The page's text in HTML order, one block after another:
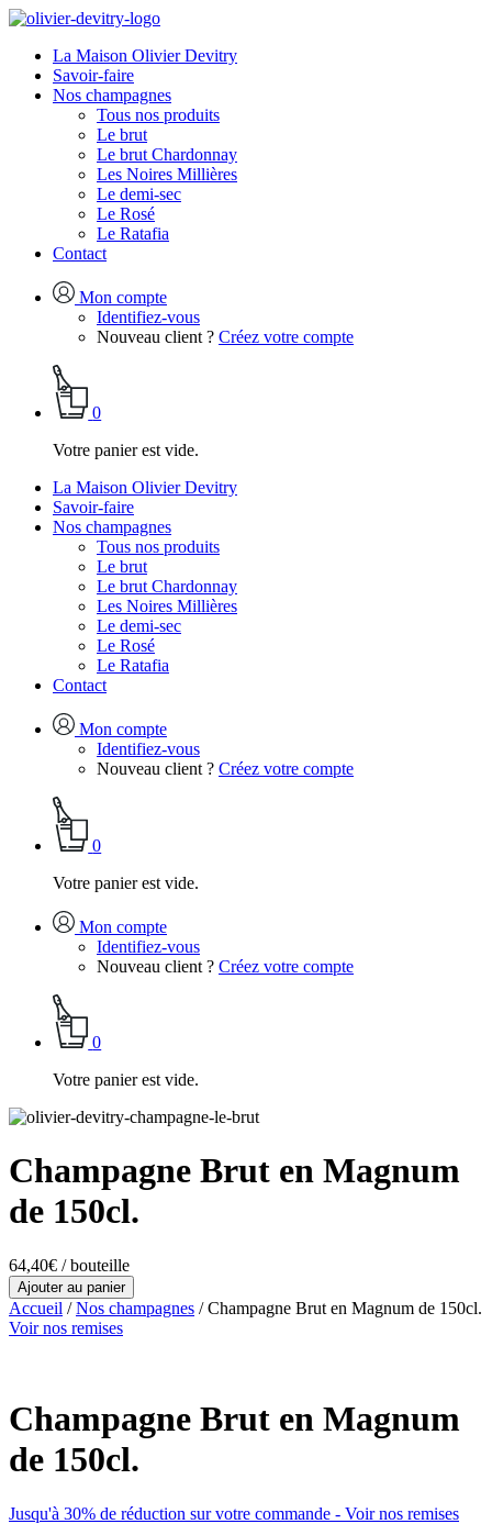
La Maison Olivier Devitry
Savoir-faire
Nos champagnes
Tous nos produits
Le brut
Le brut Chardonnay
Les Noires Millières
Le demi-sec
Le Rosé
Le Ratafia
Contact
Mon compte
Identifiez-vous
Nouveau client ? Créez votre compte
0
Votre panier est vide.
La Maison Olivier Devitry
Savoir-faire
Nos champagnes
Tous nos produits
Le brut
Le brut Chardonnay
Les Noires Millières
Le demi-sec
Le Rosé
Le Ratafia
Contact
Mon compte
Identifiez-vous
Nouveau client ? Créez votre compte
0
Votre panier est vide.
Mon compte
Identifiez-vous
Nouveau client ? Créez votre compte
0
Votre panier est vide.
Champagne Brut en Magnum
de 150cl.
64,40€ / bouteille
Ajouter au panier
Accueil /Nos champagnes /Champagne Brut en Magnum de 150cl.
Voir nos remises
Champagne Brut en Magnum
de 150cl.
Jusqu'à 30% de réduction sur votre commande - Voir nos remises